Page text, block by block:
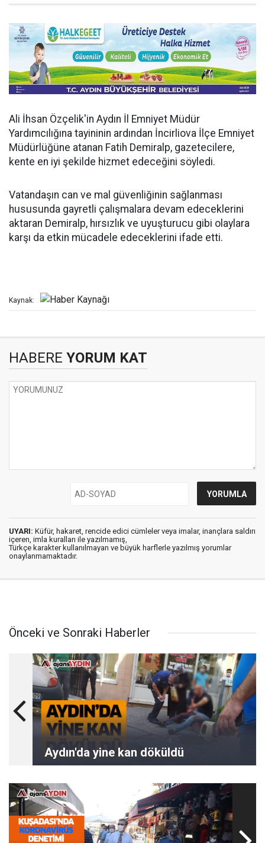
Ali İhsan Özçelik'in Aydın İl Emniyet Müdür
Yardımcılığına tayininin ardından İncirliova İlçe Emniyet
Müdürlüğüne atanan Fatih Demiralp, gazetecilere,
kente en iyi şekilde hizmet edeceğini söyledi.
Vatandaşın can ve mal güvenliğinin sağlanması
hususunda gayretli çalışmalara devam edeceklerini
aktaran Demiralp, hırsızlık ve uyuşturucu gibi olaylara
karşı da etkin mücadele edeceklerini ifade etti.
Kaynak:
HABERE YORUM KAT
UYARI: Küfür, hakaret, rencide edici cümleler veya imalar, inançlara saldırı
içeren, imla kuralları ile yazılmamış,
Türkçe karakter kullanılmayan ve büyük harflerle yazılmış yorumlar
onaylanmamaktadır.
Önceki ve Sonraki Haberler
Aydın'da yine kan döküldü